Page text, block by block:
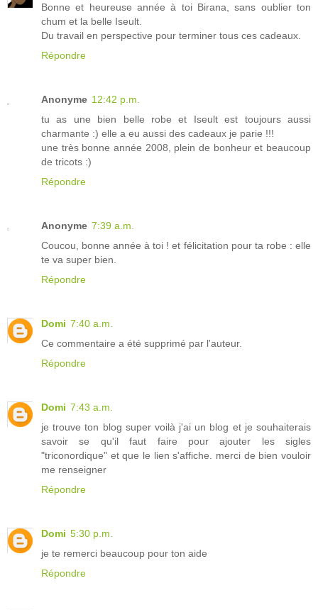
Bonne et heureuse année à toi Birana, sans oublier ton
chum et la belle Iseult.
Du travail en perspective pour terminer tous ces cadeaux.
Répondre
Anonyme 12:42 p.m.
tu as une bien belle robe et Iseult est toujours aussi
charmante :) elle a eu aussi des cadeaux je parie !!!
une très bonne année 2008, plein de bonheur et beaucoup
de tricots :)
Répondre
Anonyme 7:39 a.m.
Coucou, bonne année à toi ! et félicitation pour ta robe : elle
te va super bien.
Répondre
Domi 7:40 a.m.
Ce commentaire a été supprimé par l'auteur.
Répondre
Domi 7:43 a.m.
je trouve ton blog super voilà j'ai un blog et je souhaiterais
savoir se qu'il faut faire pour ajouter les sigles
"triconordique" et que le lien s'affiche. merci de bien vouloir
me renseigner
Répondre
Domi 5:30 p.m.
je te remerci beaucoup pour ton aide
Répondre